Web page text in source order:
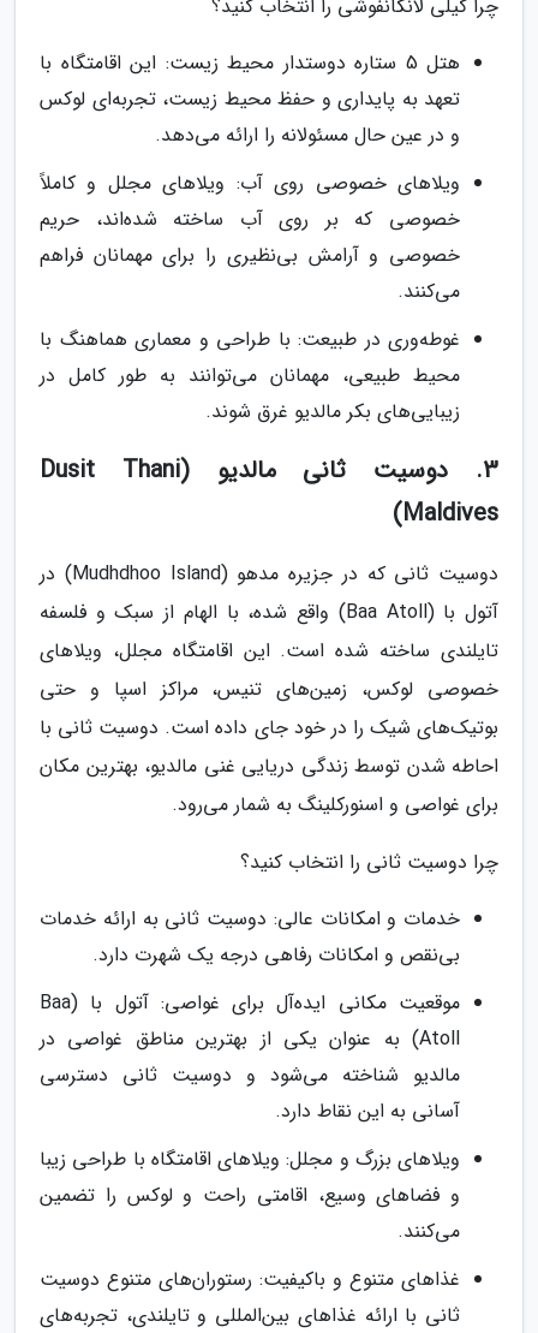
چرا گیلی لانکانفوشی را انتخاب کنید؟
هتل 5 ستاره دوستدار محیط زیست: این اقامتگاه با
تعهد به پایداری و حفظ محیط زیست، تجربه‌ای لوکس
و در عین حال مسئولانه را ارائه می‌دهد.
ویلاهای خصوصی روی آب: ویلاهای مجلل و کاملاً
خصوصی که بر روی آب ساخته شده‌اند، حریم
خصوصی و آرامش بی‌نظیری را برای مهمانان فراهم
می‌کنند.
غوطه‌وری در طبیعت: با طراحی و معماری هماهنگ با
محیط طبیعی، مهمانان می‌توانند به طور کامل در
زیبایی‌های بکر مالدیو غرق شوند.
3. دوسیت ثانی مالدیو (Dusit Thani
Maldives)
دوسیت ثانی که در جزیره مدهو (Mudhdhoo Island) در
آتول با (Baa Atoll) واقع شده، با الهام از سبک و فلسفه
تایلندی ساخته شده است. این اقامتگاه مجلل، ویلاهای
خصوصی لوکس، زمین‌های تنیس، مراکز اسپا و حتی
بوتیک‌های شیک را در خود جای داده است. دوسیت ثانی با
احاطه شدن توسط زندگی دریایی غنی مالدیو، بهترین مکان
برای غواصی و اسنورکلینگ به شمار می‌رود.
چرا دوسیت ثانی را انتخاب کنید؟
خدمات و امکانات عالی: دوسیت ثانی به ارائه خدمات
بی‌نقص و امکانات رفاهی درجه یک شهرت دارد.
موقعیت مکانی ایده‌آل برای غواصی: آتول با (Baa
Atoll) به عنوان یکی از بهترین مناطق غواصی در
مالدیو شناخته می‌شود و دوسیت ثانی دسترسی
آسانی به این نقاط دارد.
ویلاهای بزرگ و مجلل: ویلاهای اقامتگاه با طراحی زیبا
و فضاهای وسیع، اقامتی راحت و لوکس را تضمین
می‌کنند.
غذاهای متنوع و باکیفیت: رستوران‌های متنوع دوسیت
ثانی با ارائه غذاهای بین‌المللی و تایلندی، تجربه‌های